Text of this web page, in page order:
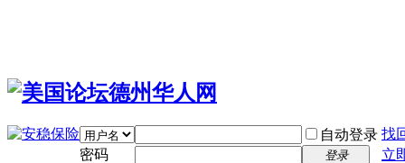
自动登录 找
密码
登录
立